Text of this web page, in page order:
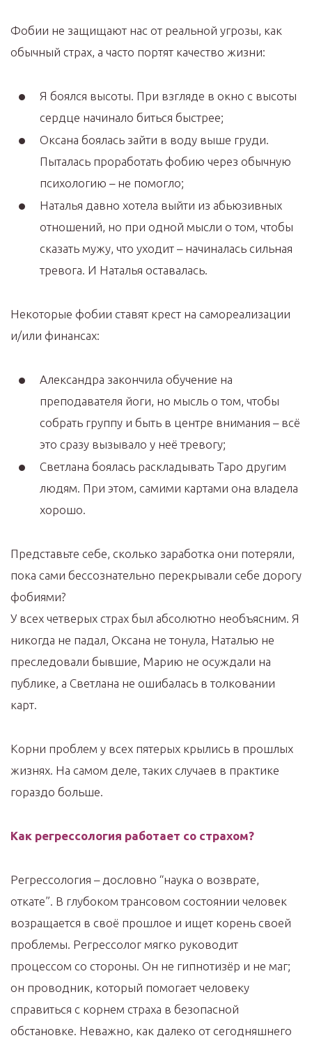
Фобии не защищают нас от реальной угрозы, как
обычный страх, а часто портят качество жизни:
Я боялся высоты. При взгляде в окно с высоты
сердце начинало биться быстрее;
Оксана боялась зайти в воду выше груди.
Пыталась проработать фобию через обычную
психологию – не помогло;
Наталья давно хотела выйти из абьюзивных
отношений, но при одной мысли о том, чтобы
сказать мужу, что уходит – начиналась сильная
тревога. И Наталья оставалась.
Некоторые фобии ставят крест на самореализации
и/или финансах:
Александра закончила обучение на
преподавателя йоги, но мысль о том, чтобы
собрать группу и быть в центре внимания – всё
это сразу вызывало у неё тревогу;
Светлана боялась раскладывать Таро другим
людям. При этом, самими картами она владела
хорошо.
Представьте себе, сколько заработка они потеряли,
пока сами бессознательно перекрывали себе дорогу
фобиями?
У всех четверых страх был абсолютно необъясним. Я
никогда не падал, Оксана не тонула, Наталью не
преследовали бывшие, Марию не осуждали на
публике, а Светлана не ошибалась в толковании
карт.
Корни проблем у всех пятерых крылись в прошлых
жизнях. На самом деле, таких случаев в практике
гораздо больше.
Как регрессология работает со страхом?
Регрессология – дословно “наука о возврате,
откате”. В глубоком трансовом состоянии человек
возращается в своё прошлое и ищет корень своей
проблемы. Регрессолог мягко руководит
процессом со стороны. Он не гипнотизёр и не маг;
он проводник, который помогает человеку
справиться с корнем страха в безопасной
обстановке. Неважно, как далеко от сегодняшнего